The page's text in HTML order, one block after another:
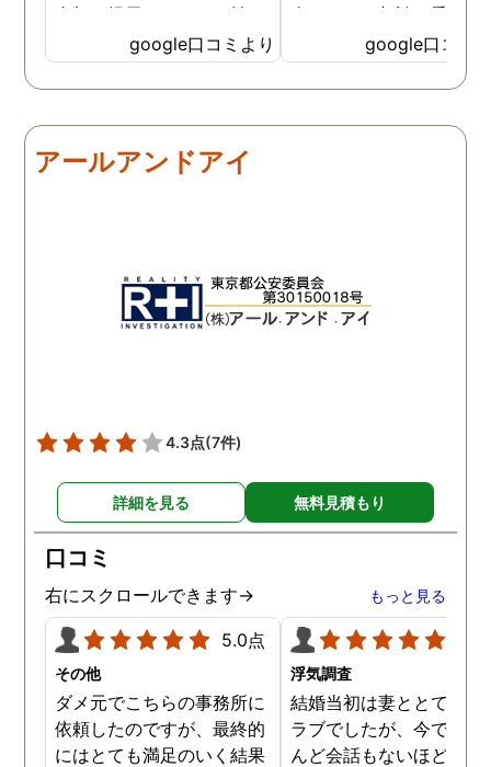
金額を提示されそれが払え
ないとそもそも相談もでき
ない状態でした。 そんな中
ダメ元で同じ相談をした
してくださり、そして私が
持ってる情報から的確にア
を予想しながら調査してく
れて、実際に不貞の現場も
数回おさえることができと
らしいです。 また、さまざ
り、私の精神的なフォロー
だけでなく、その後の弁護
士の紹介やアドバイスもし
ていただき、これから夫と
闘う自信もつきました。 本
当にMJリサーチさんにそ
して代表の方に出会えてよ
かったと思いました。 今度
お会いできる時は、いい報
告ができるようにしたいで
す。
google口コミより
身になって相談に乗って
ださりすぐに契約といっ
こともなく金銭的な問題
ありましたので相談して
さりました。結果として
後どうですか？と連絡ま
して下さり応援してるか
ねと温かい言葉までかけ
お願いしたいと思ってお
ます。本当にありがとう
ざいました。
google口コミ
アールアンドアイ
4.3点(7件)
詳細を見る 無料見積もり
口コミ
右にスクロールできます→ もっと見る
5.0点
その他
ダメ元でこちらの事務所に
依頼したのですが、最終的
にはとても満足のいく結果
浮気調査
結婚当初は妻ととてもラ
ラブでしたが、今ではほ
んど会話もないほど険悪